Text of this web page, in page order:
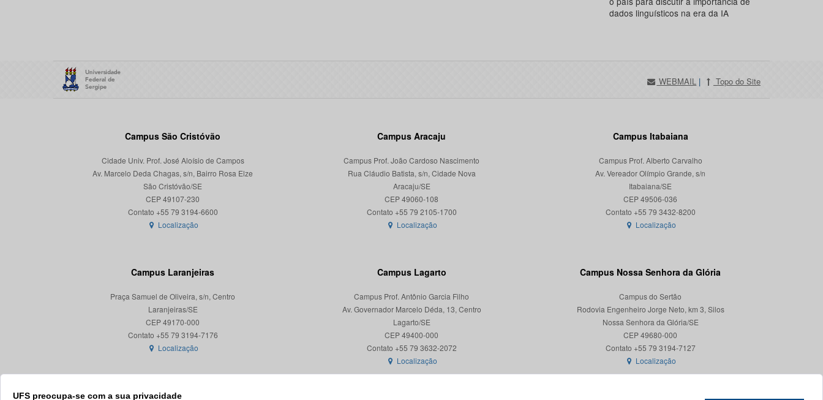
UFS preocupa-se com a sua privacidade
dados linguísticos na era da IA
WEBMAIL | Topo do Site
Campus São Cristóvão
Cidade Univ. Prof. José Aloísio de Campos
Av. Marcelo Deda Chagas, s/n, Bairro Rosa Elze
São Cristóvão/SE
CEP 49107-230
Localização
Campus Aracaju
Campus Prof. João Cardoso Nascimento
Rua Cláudio Batista, s/n, Cidade Nova
Aracaju/SE
CEP 49060-108
Localização
Campus Itabaiana
Campus Prof. Alberto Carvalho
Av. Vereador Olímpio Grande, s/n
Itabaiana/SE
CEP 49506-036
Localização
Campus Laranjeiras
Praça Samuel de Oliveira, s/n, Centro
Laranjeiras/SE
CEP 49170-000
Localização
Campus Lagarto
Campus Prof. Antônio Garcia Filho
Av. Governador Marcelo Déda, 13, Centro
Lagarto/SE
CEP 49400-000
Localização
Campus Nossa Senhora da Glória
Campus do Sertão
Rodovia Engenheiro Jorge Neto, km 3, Silos
Nossa Senhora da Glória/SE
CEP 49680-000
Contato +55 79 3194-7127
Localização